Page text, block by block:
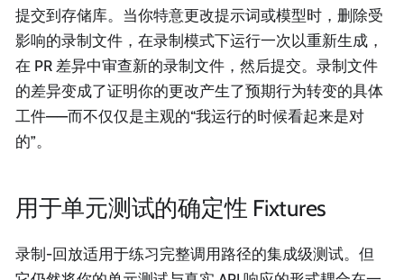
提交到存储库。当你特意更改提示词或模型时，删除受
影响的录制文件，在录制模式下运行一次以重新生成，
在 PR 差异中审查新的录制文件，然后提交。录制文件
的差异变成了证明你的更改产生了预期行为转变的具体
工件——而不仅仅是主观的“我运行的时候看起来是对
的”。
用于单元测试的确定性 Fixtures
录制-回放适用于练习完整调用路径的集成级测试。但